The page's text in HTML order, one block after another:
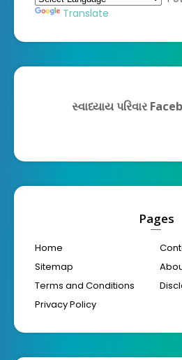
Translate
સ્વાધ્યાય પરિવાર
Pages
Home
Sitemap
Terms and Conditions
Privacy Policy